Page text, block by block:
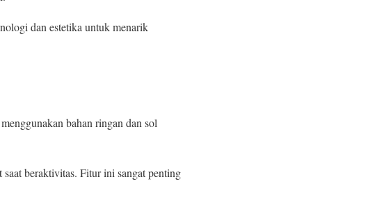
dan estetika untuk menarik
bahan ringan dan sol
beraktivitas. Fitur ini sangat penting